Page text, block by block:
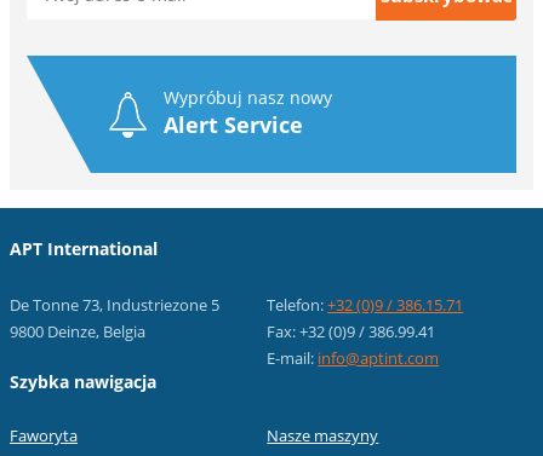
Wypróbuj nasz nowy
Alert Service
APT International
De Tonne 73, Industriezone 5
9800 Deinze, Belgia
Telefon:+32 (0)9 / 386.15.71
Fax: +32 (0)9 / 386.99.41
E-mail: info@aptint.com
Szybka nawigacja
Faworyta
Nasze maszyny